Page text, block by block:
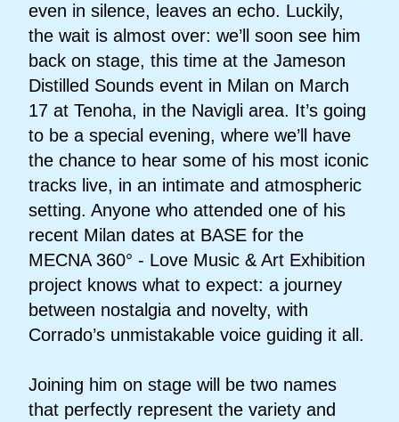
even in silence, leaves an echo. Luckily,
the wait is almost over: we’ll soon see him
back on stage, this time at the Jameson
Distilled Sounds event in Milan on March
17 at Tenoha, in the Navigli area. It’s going
to be a special evening, where we’ll have
the chance to hear some of his most iconic
tracks live, in an intimate and atmospheric
setting. Anyone who attended one of his
recent Milan dates at BASE for the
MECNA 360° - Love Music & Art Exhibition
project knows what to expect: a journey
between nostalgia and novelty, with
Corrado’s unmistakable voice guiding it all.
Joining him on stage will be two names
that perfectly represent the variety and